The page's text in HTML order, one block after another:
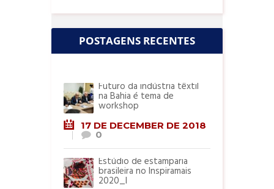
POSTAGENS RECENTES
Futuro da indústria têxtil
na Bahia é tema de
workshop
17 DE DECEMBER DE 2018
0
Estúdio de estamparia
brasileira no Inspiramais
2020_I